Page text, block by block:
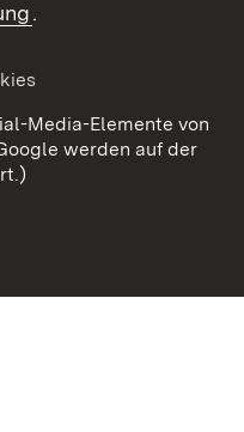
.
Media-Elemente von
werden auf der